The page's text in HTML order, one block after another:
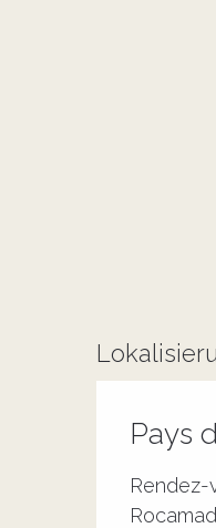
Pays
Rendez-